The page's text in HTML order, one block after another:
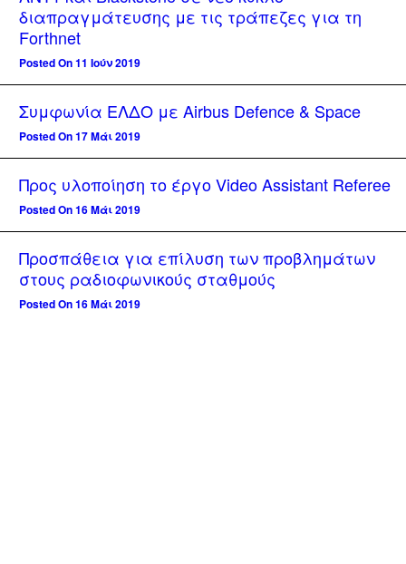
διαπραγμάτευσης με τις τράπεζες για τη
Forthnet
Posted On 11 Ιούν 2019
Συμφωνία ΕΛΔΟ με Airbus Defence & Space
Posted On 17 Μάι 2019
Προς υλοποίηση το έργο Video Assistant Referee
Posted On 16 Μάι 2019
Προσπάθεια για επίλυση των προβλημάτων
στους ραδιοφωνικούς σταθμούς
Posted On 16 Μάι 2019